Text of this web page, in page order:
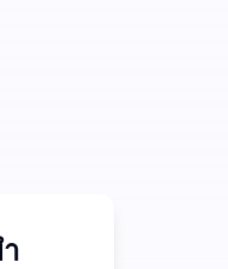
รียกว่าอื่น ๆ มากม